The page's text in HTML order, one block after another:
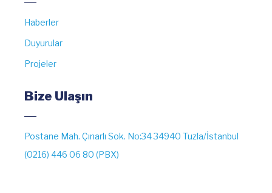
Haberler
Duyurular
Projeler
Bize Ulaşın
Postane Mah. Çınarlı Sok. No:34 34940 Tuzla/İstanbul
(0216) 446 06 80 (PBX)